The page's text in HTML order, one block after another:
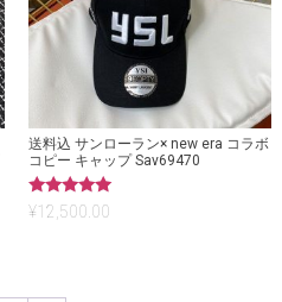
送料込 サンローラン× new era コラボ
コピー キャップ Sav69470
5段階中
5.00
¥12,500.00